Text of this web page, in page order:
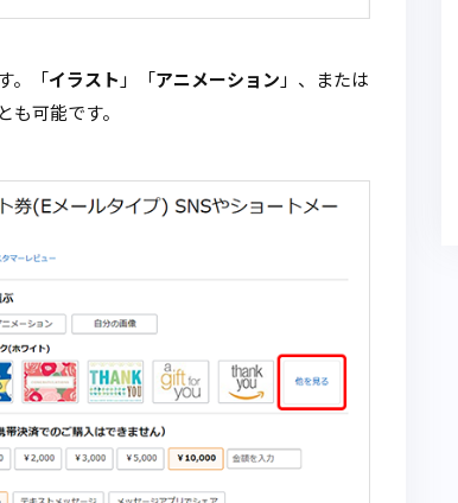
。「イラスト 」「アニメーション 」、または
可能です。